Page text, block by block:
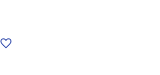
Tilføj til ønskeliste